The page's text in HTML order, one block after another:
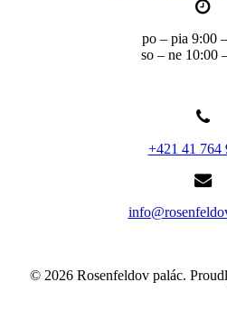
po – pia 9:00
so – ne 10:00
+421 41 764
© 2026 Rosenfeldov palác.